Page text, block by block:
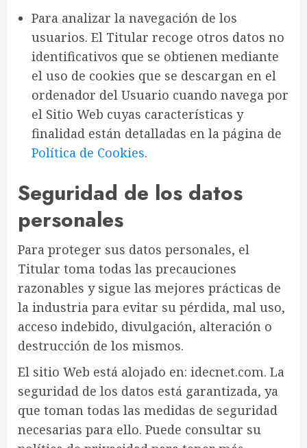
Para analizar la navegación de los
usuarios. El Titular recoge otros datos no
identificativos que se obtienen mediante
el uso de cookies que se descargan en el
ordenador del Usuario cuando navega por
el Sitio Web cuyas características y
finalidad están detalladas en la página de
Política de Cookies.
Seguridad de los datos
personales
Para proteger sus datos personales, el
Titular toma todas las precauciones
razonables y sigue las mejores prácticas de
la industria para evitar su pérdida, mal uso,
acceso indebido, divulgación, alteración o
destrucción de los mismos.
El sitio Web está alojado en: idecnet.com. La
seguridad de los datos está garantizada, ya
que toman todas las medidas de seguridad
necesarias para ello. Puede consultar su